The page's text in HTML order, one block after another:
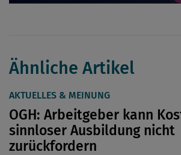
Ähnliche Artikel
AKTUELLES & MEINUNG
OGH: Arbeitgeber kann
sinnloser Ausbildung nicht
zurückfordern